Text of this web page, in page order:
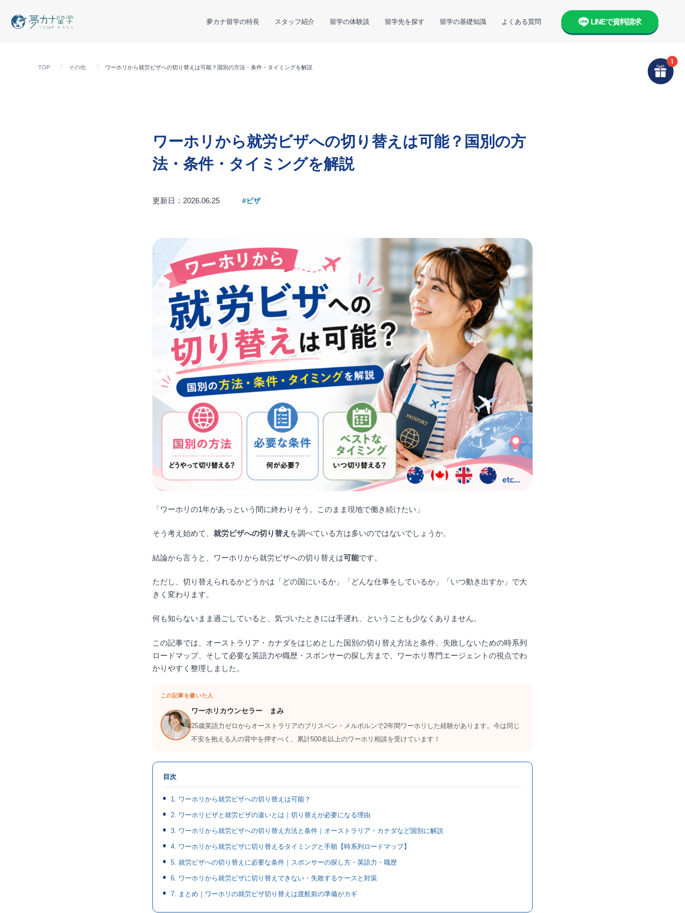
夢カナ留学の特長 スタッフ紹介 留学の体験談 留学先を探す 留学の基礎知識 よくある質問 LINEで資料請求
TOP その他 ワーホリから就労ビザへの切り替えは可能？国別の方法・条件・タイミングを解説
ワーホリから就労ビザへの切り替えは可能？国別の方
法・条件・タイミングを解説
更新日：2026.06.25 #ビザ
「ワーホリの1年があっという間に終わりそう。このまま現地で働き続けたい」
そう考え始めて、 就労ビザへの切り替え を調べている方は多いのではないでしょうか。
結論から言うと、ワーホリから就労ビザへの切り替えは可能です。
ただし、切り替えられるかどうかは「どの国にいるか」「どんな仕事をしているか」「いつ動き出すか」で大
きく変わります。
何も知らないまま過ごしていると、気づいたときには手遅れ、ということも少なくありません。
この記事では、オーストラリア・カナダをはじめとした国別の切り替え方法と条件、失敗しないための時系列
ロードマップ、そして必要な英語力や職歴・スポンサーの探し方まで、ワーホリ専門エージェントの視点でわ
かりやすく整理しました。
この記事を書いた人
ワーホリカウンセラー まみ
25歳英語力ゼロからオーストラリアのブリスベン・メルボルンで2年間ワーホリした経験があります。今は同じ
不安を抱える人の背中を押すべく、累計500名以上のワーホリ相談を受けています！
目次
1. ワーホリから就労ビザへの切り替えは可能？
2. ワーホリビザと就労ビザの違いとは｜切り替えが必要になる理由
3. ワーホリから就労ビザへの切り替え方法と条件｜オーストラリア・カナダなど国別に解説
4. ワーホリから就労ビザに切り替えるタイミングと手順【時系列ロードマップ】
5. 就労ビザへの切り替えに必要な条件｜スポンサーの探し方・英語力・職歴
6. ワーホリから就労ビザに切り替えできない・失敗するケースと対策
7. まとめ｜ワーホリの就労ビザ切り替えは渡航前の準備がカギ